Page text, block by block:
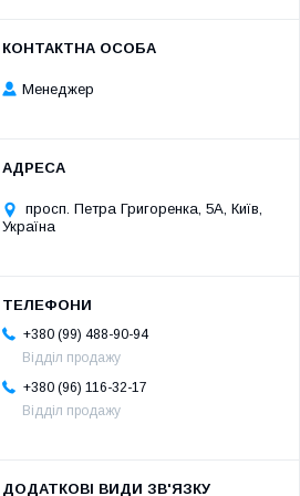
Менеджер
просп. Петра Григоренка, 5А, Київ,
Україна
+380 (99) 488-90-94
Відділ продажу
+380 (96) 116-32-17
Відділ продажу